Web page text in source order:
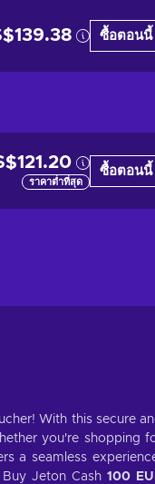
ซื้อตอนนี้
ราคาต่ำที่สุด
ซื้อตอนนี้
With this secure
you're shopping
a seamless
Jeton Cash 100